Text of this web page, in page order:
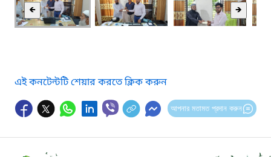
🡸 🡺
এই কনটেন্টটি শেয়ার করতে ক্লিক করুন
আপনার মতামত প্রদান করুন